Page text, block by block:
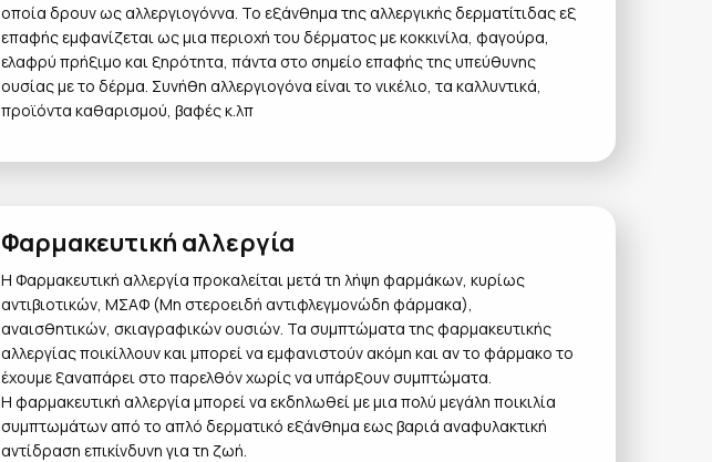
οποία δρουν ως αλλεργιογόννα. Το εξάνθημα της αλλεργικής δερματίτιδας εξ
επαφής εμφανίζεται ως μια περιοχή του δέρματος με κοκκινίλα, φαγούρα,
ελαφρύ πρήξιμο και ξηρότητα, πάντα στο σημείο επαφής της υπεύθυνης
ουσίας με το δέρμα. Συνήθη αλλεργιογόνα είναι το νικέλιο, τα καλλυντικά,
προϊόντα καθαρισμού, βαφές κ.λπ
Φαρμακευτική αλλεργία
Η Φαρμακευτική αλλεργία προκαλείται μετά τη λήψη φαρμάκων, κυρίως
αντιβιοτικών, ΜΣΑΦ (Μη στεροειδή αντιφλεγμονώδη φάρμακα),
αναισθητικών, σκιαγραφικών ουσιών. Τα συμπτώματα της φαρμακευτικής
αλλεργίας ποικίλλουν και μπορεί να εμφανιστούν ακόμη και αν το φάρμακο το
έχουμε ξαναπάρει στο παρελθόν χωρίς να υπάρξουν συμπτώματα.
Η φαρμακευτική αλλεργία μπορεί να εκδηλωθεί με μια πολύ μεγάλη ποικιλία
συμπτωμάτων από το απλό δερματικό εξάνθημα εως βαριά αναφυλακτική
αντίδραση επικίνδυνη για τη ζωή.